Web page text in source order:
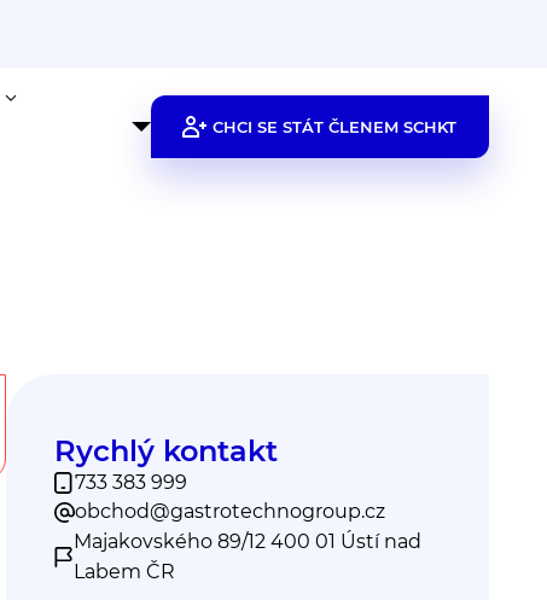
CHCI SE STÁT ČLENEM SCHKT
Rychlý kontakt
733 383 999
obchod@gastrotechnogroup.cz
Majakovského 89/12 400 01 Ústí nad
Labem ČR